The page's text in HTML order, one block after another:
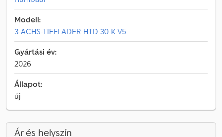
Modell:
3-ACHS-TIEFLADER HTD 30-K V5
Gyártási év:
2026
Állapot:
új
Ár és helyszín